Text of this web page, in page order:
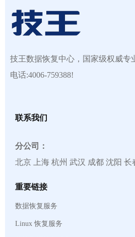
技王数据恢复中心，国家级权威专
电话:4006-759388!
联系我们
分公司：
北京 上海 杭州 武汉 成都 沈阳 长
重要链接
数据恢复服务
Linux 恢复服务